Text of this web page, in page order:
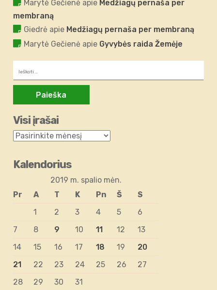
Marytė Gečienė apie Medžiagų pernaša per
membraną
Giedrė apie Medžiagų pernaša per membraną
Marytė Gečienė apie Gyvybės raida Žemėje
Visi įrašai
Kalendorius
2019 m. spalio mėn.
Pr
A T K Pn Š
S
1
2 3 4 5
6
7
8 9 10 11 12
13
14
15 16 17 18 19
20
21
22 23 24 25 26
27
28
29 30 31